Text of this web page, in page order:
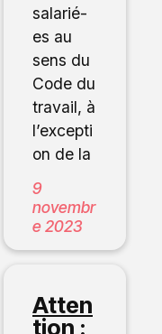
salarié-
es au
sens du
Code du
travail, à
l’excepti
on de la
9
novembr
e 2023
Atten
tion :